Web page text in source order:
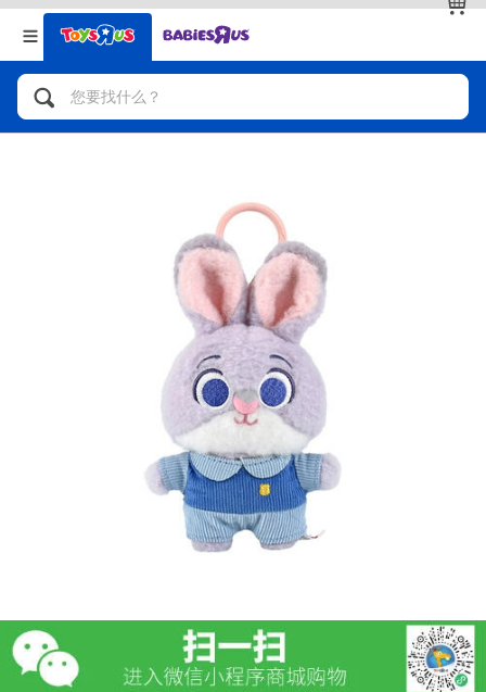
返回
分类目录
人气英雄，角色扮演，射击玩具
拼砌组合及乐高LEGO
玩具车，货车，火车及遥控系列
手工艺，文具，蜡笔，泥胶，画板
娃娃，芭比，收藏公仔
游戏及拼图系列
益智学习玩具
户外及运动产品
返回
品牌
查看全部